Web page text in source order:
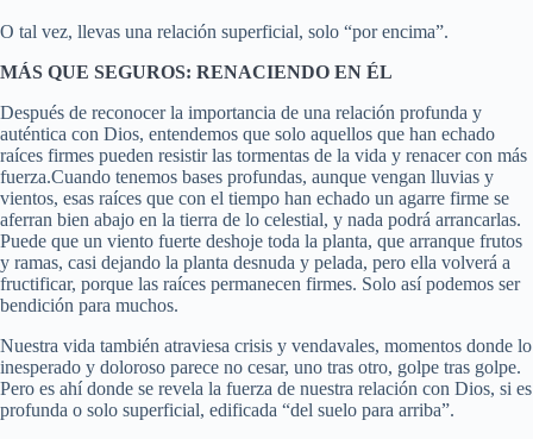
O tal vez, llevas una relación superficial, solo “por encima”.
MÁS QUE SEGUROS: RENACIENDO EN ÉL
Después de reconocer la importancia de una relación profunda y
auténtica con Dios, entendemos que solo aquellos que han echado
raíces firmes pueden resistir las tormentas de la vida y renacer con más
fuerza.Cuando tenemos bases profundas, aunque vengan lluvias y
vientos, esas raíces que con el tiempo han echado un agarre firme se
aferran bien abajo en la tierra de lo celestial, y nada podrá arrancarlas.
Puede que un viento fuerte deshoje toda la planta, que arranque frutos
y ramas, casi dejando la planta desnuda y pelada, pero ella volverá a
fructificar, porque las raíces permanecen firmes. Solo así podemos ser
bendición para muchos.
Nuestra vida también atraviesa crisis y vendavales, momentos donde lo
inesperado y doloroso parece no cesar, uno tras otro, golpe tras golpe.
Pero es ahí donde se revela la fuerza de nuestra relación con Dios, si es
profunda o solo superficial, edificada “del suelo para arriba”.